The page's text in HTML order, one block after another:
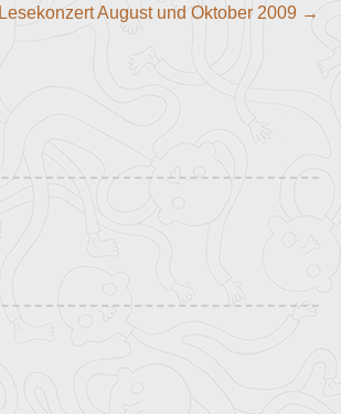
Lesekonzert August und Oktober 2009 →